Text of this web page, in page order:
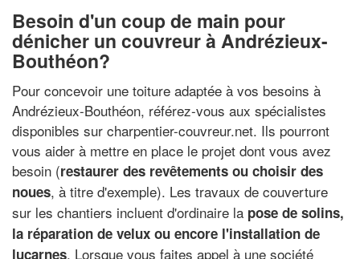
Besoin d'un coup de main pour
dénicher un couvreur à Andrézieux-
Bouthéon?
Pour concevoir une toiture adaptée à vos besoins à
Andrézieux-Bouthéon, référez-vous aux spécialistes
disponibles sur charpentier-couvreur.net. Ils pourront
vous aider à mettre en place le projet dont vous avez
besoin (restaurer des revêtements ou choisir des
noues, à titre d'exemple). Les travaux de couverture
sur les chantiers incluent d'ordinaire la pose de solins,
la réparation de velux ou encore l'installation de
lucarnes. Lorsque vous faites appel à une société